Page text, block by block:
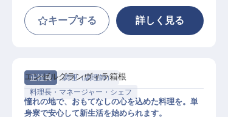
キープする 詳しく見る
正社員
調理（調理師）
料理長・マネージャー・シェフ
エンゼルグランヴィラ箱根
憧れの地で、おもてなしの心を込めた料理を。単
身寮で安心して新生活を始められます。